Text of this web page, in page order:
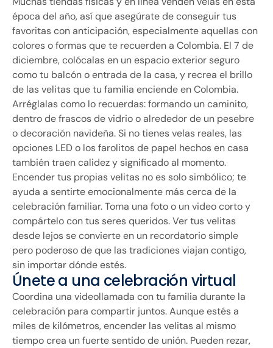
época del año, así que asegúrate de conseguir tus
favoritas con anticipación, especialmente aquellas con
colores o formas que te recuerden a Colombia. El 7 de
diciembre, colócalas en un espacio exterior seguro
como tu balcón o entrada de la casa, y recrea el brillo
de las velitas que tu familia enciende en Colombia.
Arréglalas como lo recuerdas: formando un caminito,
dentro de frascos de vidrio o alrededor de un pesebre
o decoración navideña. Si no tienes velas reales, las
opciones LED o los farolitos de papel hechos en casa
también traen calidez y significado al momento.
Encender tus propias velitas no es solo simbólico; te
ayuda a sentirte emocionalmente más cerca de la
celebración familiar. Toma una foto o un video corto y
compártelo con tus seres queridos. Ver tus velitas
desde lejos se convierte en un recordatorio simple
pero poderoso de que las tradiciones viajan contigo,
sin importar dónde estés.
Únete a una celebración virtual
Coordina una videollamada con tu familia durante la
celebración para compartir juntos. Aunque estés a
miles de kilómetros, encender las velitas al mismo
tiempo crea un fuerte sentido de unión. Pueden rezar,